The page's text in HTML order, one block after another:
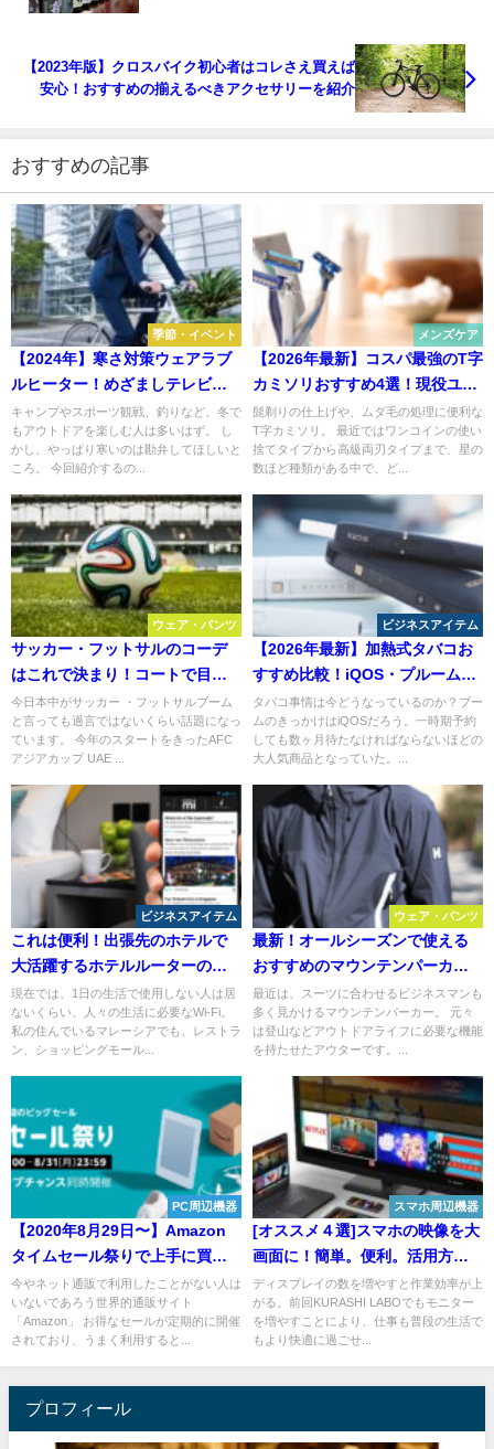
【2023年版】クロスバイク初心者はコレさえ買えば
安心！おすすめの揃えるべきアクセサリーを紹介
おすすめの記事
季節・イベント
【2024年】寒さ対策ウェアラブ
ルヒーター！めざましテレビで
特集された商品ドウシシャ
DOSHISHA
キャンプやスポーツ観戦、釣りなど、冬で
もアウトドアを楽しむ人は多いはず。 し
かし、やっぱり寒いのは勘弁してほしいと
ころ。 今回紹介するの...
メンズケア
【2026年最新】コスパ最強のT字
カミソリおすすめ4選！現役ユー
ザーが選ぶ深剃り・肌に優しい
モデル
髭剃りの仕上げや、ムダ毛の処理に便利な
T字カミソリ。 最近ではワンコインの使い
捨てタイプから高級両刃タイプまで、星の
数ほど種類がある中で、ど...
ウェア・パンツ
サッカー・フットサルのコーデ
はこれで決まり！コートで目立
つおすすめブランド ！
今日本中がサッカー ・フットサルブーム
と言っても過言ではないくらい話題になっ
ています。 今年のスタートをきったAFC
アジアカップ UAE ...
ビジネスアイテム
【2026年最新】加熱式タバコお
すすめ比較！iQOS・プルーム・
互換機のメリット・特徴を徹底
解説
タバコ事情は今どうなっているのか？ブー
ムのきっかけはiQOSだろう。一時期予約
しても数ヶ月待たなければならないほどの
大人気商品となっていた。...
ビジネスアイテム
これは便利！出張先のホテルで
大活躍するホテルルーターの魅
力
現在では、1日の生活で使用しない人は居
ないくらい、人々の生活に必要なWi-Fi。
私の住んでいるマレーシアでも、レストラ
ン、ショッピングモール...
ウェア・パンツ
最新！オールシーズンで使える
おすすめのマウンテンパーカー
傑作5選
最近は、スーツに合わせるビジネスマンも
多く見かけるマウンテンパーカー。 元々
は登山などアウトドアライフに必要な機能
を持たせたアウターです。...
PC周辺機器
【2020年8月29日〜】Amazon
タイムセール祭りで上手に買い
物する方法！
今やネット通販で利用したことがない人は
いないであろう世界的通販サイト
「Amazon」 お得なセールが定期的に開催
されており、うまく利用すると...
スマホ周辺機器
[オススメ４選]スマホの映像を大
画面に！簡単。便利。活用方法
は無限
ディスプレイの数を増やすと作業効率が上
がる。前回KURASHI LABOでもモニター
を増やすことにより、仕事も普段の生活で
もより快適に過ごせ...
プロフィール